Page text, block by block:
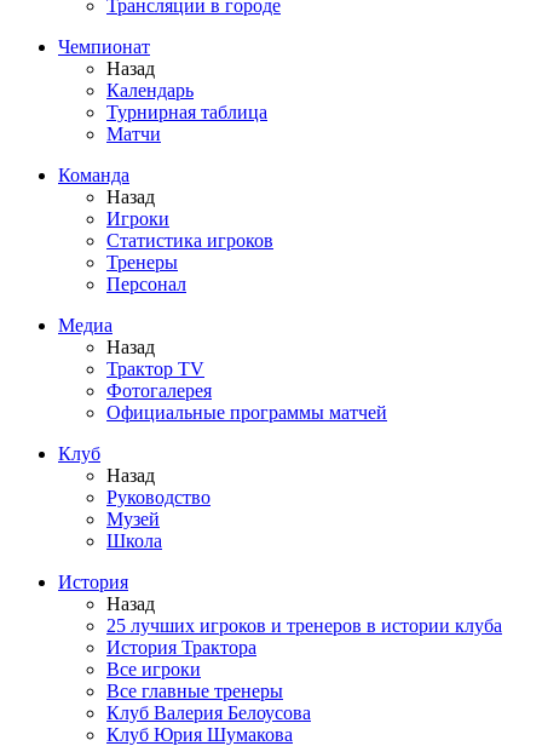
Трансляции в городе
Чемпионат
Назад
Календарь
Турнирная таблица
Матчи
Команда
Назад
Игроки
Статистика игроков
Тренеры
Персонал
Медиа
Назад
Трактор TV
Фотогалерея
Официальные программы матчей
Клуб
Назад
Руководство
Музей
Школа
История
Назад
25 лучших игроков и тренеров в истории клуба
История Трактора
Все игроки
Все главные тренеры
Клуб Валерия Белоусова
Клуб Юрия Шумакова